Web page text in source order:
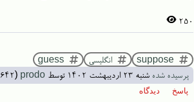
250
suppose انگلیسی
guess
پرسیده شده شنبه ۲۳ اردیبهشت ۱۴۰۲ توسط prodo
(
642